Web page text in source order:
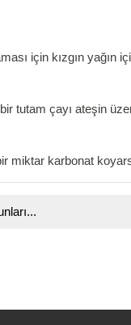
için kızgın yağın
tutam çayı ateşin
bir miktar karbonat